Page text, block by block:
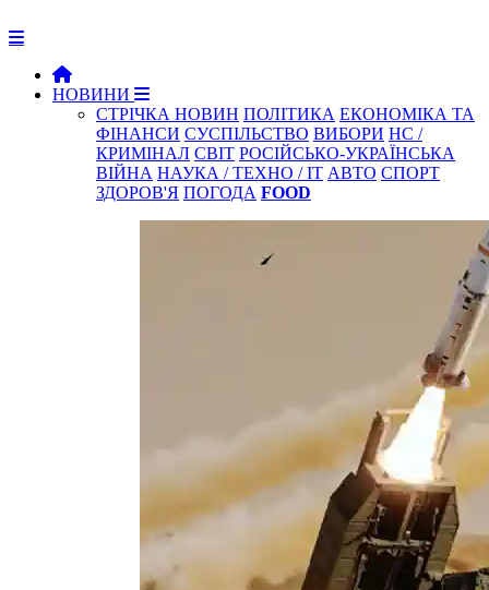
НОВИНИ
СТРІЧКА НОВИН ПОЛІТИКА ЕКОНОМІКА ТА
ФІНАНСИ СУСПІЛЬСТВО ВИБОРИ НС /
КРИМІНАЛ СВІТ РОСІЙСЬКО-УКРАЇНСЬКА
ВІЙНА НАУКА / ТЕХНО / IT АВТО СПОРТ
ЗДОРОВ'Я ПОГОДА FOOD